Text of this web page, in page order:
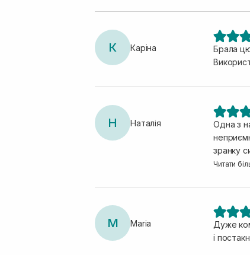
К Каріна
Брала
Н Наталія
Одна з
зранку
медік8,
Читати
M Maria
Дуже
і